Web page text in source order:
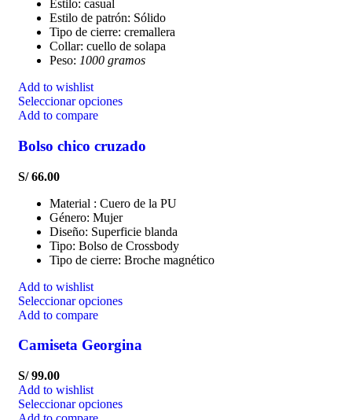
Estilo: casual
Estilo de patrón: Sólido
Tipo de cierre: cremallera
Collar: cuello de solapa
Peso: 1000 gramos
Add to wishlist
Seleccionar opciones
Add to compare
Bolso chico cruzado
S/66.00
Material : Cuero de la PU
Género: Mujer
Diseño: Superficie blanda
Tipo: Bolso de Crossbody
Tipo de cierre: Broche magnético
Add to wishlist
Seleccionar opciones
Add to compare
Camiseta Georgina
S/99.00
Add to wishlist
Seleccionar opciones